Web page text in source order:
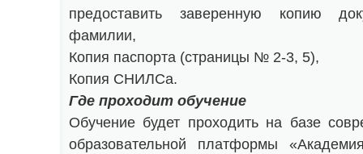
предоставить заверенную копию
фамилии,
Копия паспорта (страницы № 2-3, 5),
Копия СНИЛСа.
Где проходит обучение
Обучение будет проходить на базе
образовательной платформы